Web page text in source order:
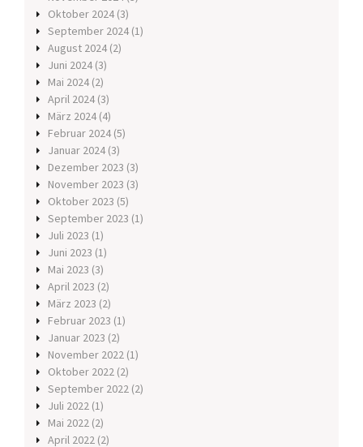
Oktober 2024 (3)
September 2024 (1)
August 2024 (2)
Juni 2024 (3)
Mai 2024 (2)
April 2024 (3)
März 2024 (4)
Februar 2024 (5)
Januar 2024 (3)
Dezember 2023 (3)
November 2023 (3)
Oktober 2023 (5)
September 2023 (1)
Juli 2023 (1)
Juni 2023 (1)
Mai 2023 (3)
April 2023 (2)
März 2023 (2)
Februar 2023 (1)
Januar 2023 (2)
November 2022 (1)
Oktober 2022 (2)
September 2022 (2)
Juli 2022 (1)
Mai 2022 (2)
April 2022 (2)